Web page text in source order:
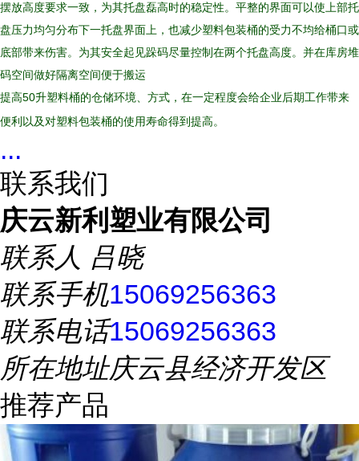
摆放高度要求一致，为其托盘磊高时的稳定性。平整的界面可以使上部托
盘压力均匀分布下一托盘界面上，也减少塑料包装桶的受力不均给桶口或
底部带来伤害。为其安全起见跺码尽量控制在两个托盘高度。并在库房堆
码空间做好隔离空间便于搬运
提高50升塑料桶的仓储环境、方式，在一定程度会给企业后期工作带来
便利以及对塑料包装桶的使用寿命得到提高。
...
联系我们
庆云新利塑业有限公司
联系人 吕晓
联系手机15069256363
联系电话15069256363
所在地址庆云县经济开发区
推荐产品